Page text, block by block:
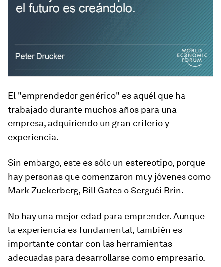
El "emprendedor genérico" es aquél que ha
trabajado durante muchos años para una
empresa, adquiriendo un gran criterio y
experiencia.
Sin embargo, este es sólo un estereotipo, porque
hay personas que comenzaron muy jóvenes como
Mark Zuckerberg, Bill Gates o Serguéi Brin.
No hay una mejor edad para emprender. Aunque
la experiencia es fundamental, también es
importante contar con las herramientas
adecuadas para desarrollarse como empresario.